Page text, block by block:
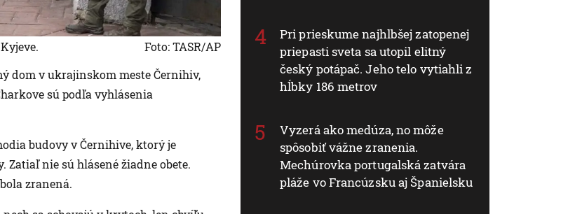
Foto: TASR/AP
dom v ukrajinskom meste Černihiv,
sú podľa vyhlásenia
budovy v Černihive, ktorý je
nie sú hlásené žiadne obete.
zranená.
Pri prieskume najhlbšej zatopenej
priepasti sveta sa utopil elitný
český potápač. Jeho telo vytiahli z
hĺbky 186 metrov
Vyzerá ako medúza, no môže
spôsobiť vážne zranenia.
Mechúrovka portugalská zatvára
pláže vo Francúzsku aj Španielsku